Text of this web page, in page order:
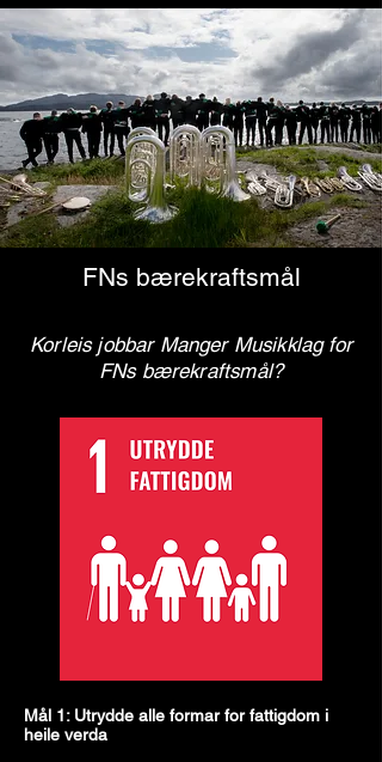
FNs bærekraftsmål
Korleis jobbar Manger Musikklag for
FNs bærekraftsmål?
Mål 1: Utrydde alle formar for fattigdom i
heile verda